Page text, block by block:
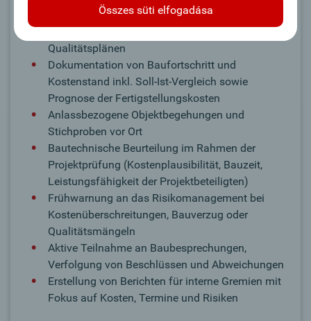
Kritische Prüfung und Plausibilisierung externer
Baucontrolling-Berichte gemäß Zeit-, Kosten- und
Qualitätsplänen
Dokumentation von Baufortschritt und
Kostenstand inkl. Soll-Ist-Vergleich sowie
Prognose der Fertigstellungskosten
Anlassbezogene Objektbegehungen und
Stichproben vor Ort
Bautechnische Beurteilung im Rahmen der
Projektprüfung (Kostenplausibilität, Bauzeit,
Leistungsfähigkeit der Projektbeteiligten)
Frühwarnung an das Risikomanagement bei
Kostenüberschreitungen, Bauverzug oder
Qualitätsmängeln
Aktive Teilnahme an Baubesprechungen,
Verfolgung von Beschlüssen und Abweichungen
Erstellung von Berichten für interne Gremien mit
Fokus auf Kosten, Termine und Risiken
Összes süti elfogadása